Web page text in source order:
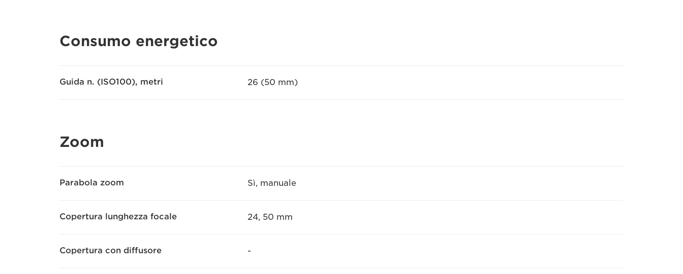
Consumo energetico
Guida n. (ISO100), metri 26 (50 mm)
Zoom
Parabola zoom Sì, manuale
Copertura lunghezza focale 24, 50 mm
Copertura con diffusore -